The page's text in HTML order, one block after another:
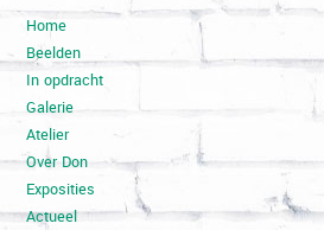
Home
Beelden
In opdracht
Galerie
Atelier
Over Don
Exposities
Actueel